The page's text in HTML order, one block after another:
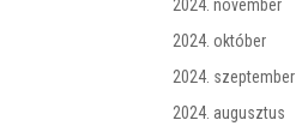
2024. november
2024. október
2024. szeptember
2024. augusztus